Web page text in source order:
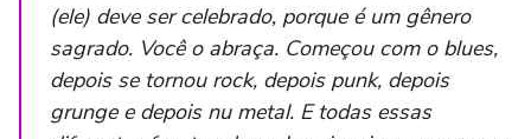
(ele) deve ser celebrado, porque é um gênero
sagrado. Você o abraça. Começou com o blues,
depois se tornou rock, depois punk, depois
grunge e depois nu metal. E todas essas